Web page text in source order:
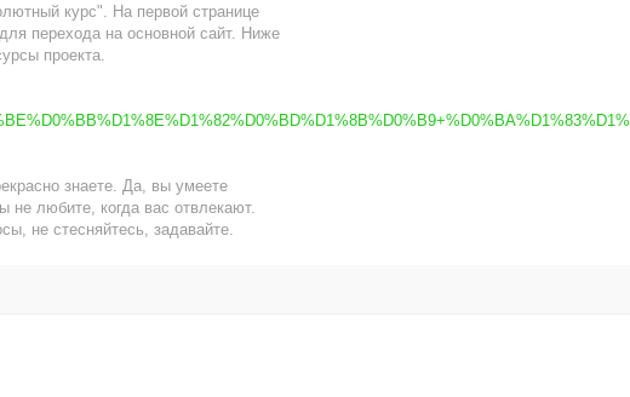
курс". На первой странице
перехода на основной сайт. Ниже
проекта.
знаете. Да, вы умеете
не любите, когда вас отвлекают.
не стесняйтесь, задавайте.